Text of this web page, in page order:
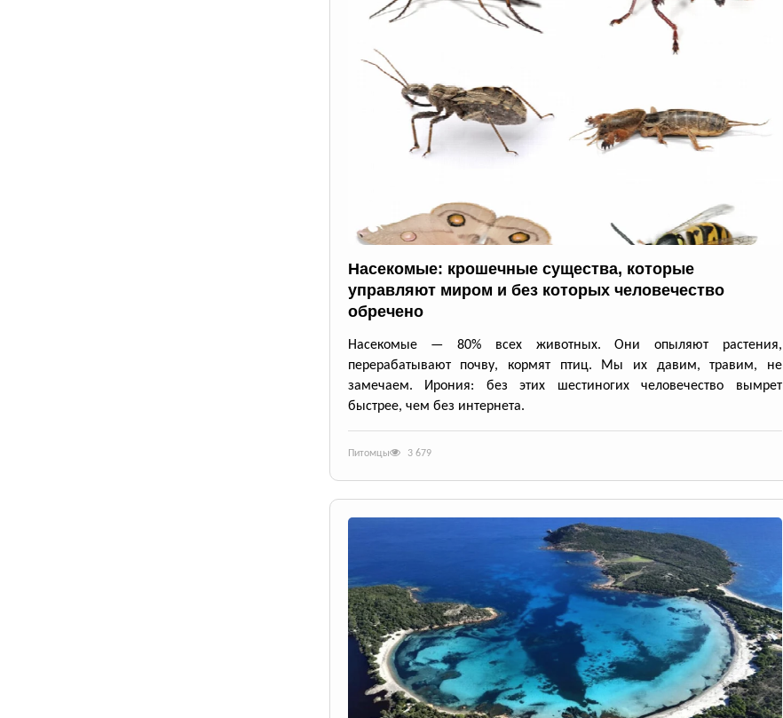
Насекомые: крошечные существа, которые
управляют миром и без которых человечество
обречено
Насекомые — 80% всех животных. Они опыляют растения,
перерабатывают почву, кормят птиц. Мы их давим, травим, не
замечаем. Ирония: без этих шестиногих человечество вымрет
быстрее, чем без интернета.
Питомцы 3 679